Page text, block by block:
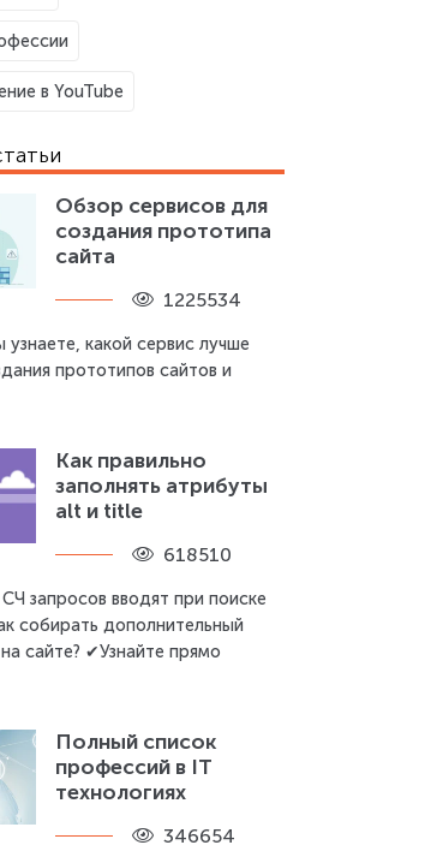
в YouTube
Обзор сервисов для
создания прототипа
сайта
1225534
узнаете, какой сервис лучше
прототипов сайтов и
Как правильно
заполнять атрибуты
alt и title
618510
запросов вводят при поиске
собирать дополнительный
сайте? ✔Узнайте прямо
Полный список
профессий в IT
технологиях
346654